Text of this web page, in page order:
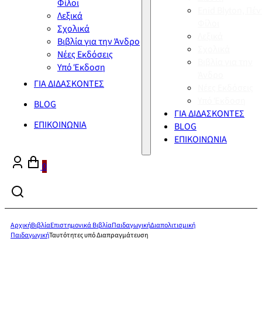
Φίλοι
Λεξικά
Σχολικά
Βιβλία για την Άνδρο
Νέες Εκδόσεις
Υπό Έκδοση
ΓΙΑ ΔΙΔΑΣΚΟΝΤΕΣ
BLOG
ΕΠΙΚΟΙΝΩΝΙΑ
ΓΙΑ ΔΙΔΑΣΚΟΝΤΕΣ
BLOG
ΕΠΙΚΟΙΝΩΝΙΑ
0
ΑρχικήΒιβλίαΕπιστημονικά ΒιβλίαΠαιδαγωγικήΔιαπολιτισμική
ΠαιδαγωγικήΤαυτότητες υπό Διαπραγμάτευση